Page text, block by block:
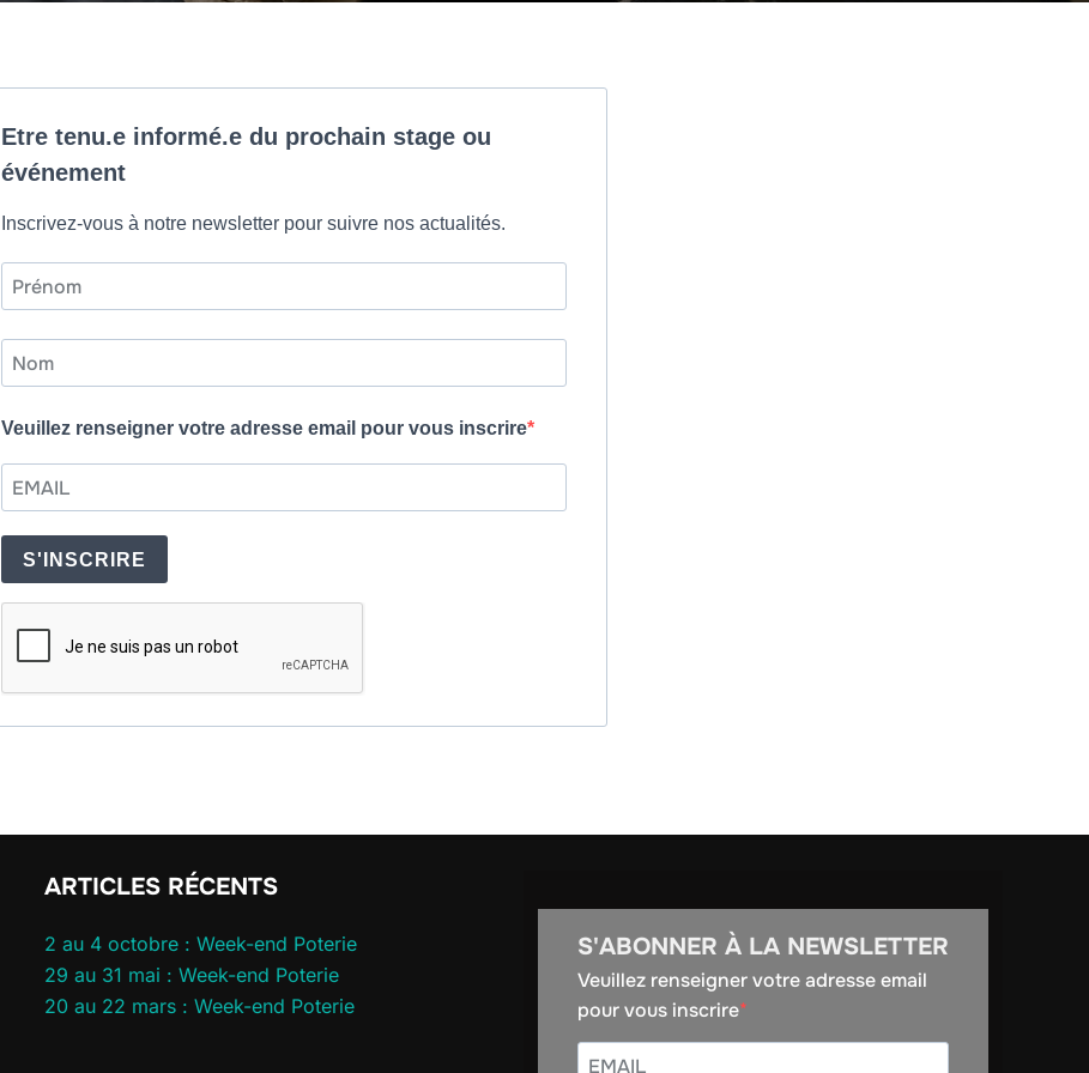
Etre tenu.e informé.e du prochain stage ou
événement
Inscrivez-vous à notre newsletter pour suivre nos actualités.
Veuillez renseigner votre adresse email pour vous inscrire
S'INSCRIRE
ARTICLES RÉCENTS
2 au 4 octobre : Week-end Poterie
29 au 31 mai : Week-end Poterie
20 au 22 mars : Week-end Poterie
S'ABONNER À LA NEWSLETTER
Veuillez renseigner votre adresse email
pour vous inscrire